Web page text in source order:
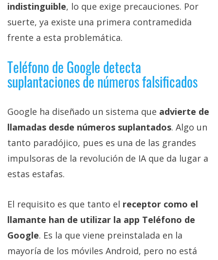
indistinguible, lo que exige precauciones. Por
suerte, ya existe una primera contramedida
frente a esta problemática.
Teléfono de Google detecta
suplantaciones de números falsificados
Google ha diseñado un sistema que advierte de
llamadas desde números suplantados. Algo un
tanto paradójico, pues es una de las grandes
impulsoras de la revolución de IA que da lugar a
estas estafas.
El requisito es que tanto el receptor como el
llamante han de utilizar la app Teléfono de
Google. Es la que viene preinstalada en la
mayoría de los móviles Android, pero no está